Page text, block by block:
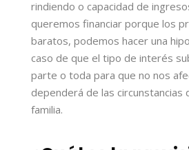
rindiendo o capacidad de
queremos financiar porque los
baratos, podemos hacer una
caso de que el tipo de interés
parte o toda para que no nos
dependerá de las circunstancias
familia.